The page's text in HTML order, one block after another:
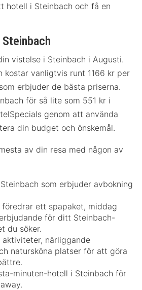
hotell i Steinbach och få en
vistelse i Steinbach i Augusti.
kostar vanligtvis runt 1166 kr per
erbjuder de bästa priserna.
för så lite som 551 kr i
genom att använda
din budget och önskemål.
av din resa med någon av
som erbjuder avbokning
ett spapaket, middag
för ditt Steinbach-
du söker.
aktiviteter, närliggande
natursköna platser för att göra
minuten-hotell i Steinbach för